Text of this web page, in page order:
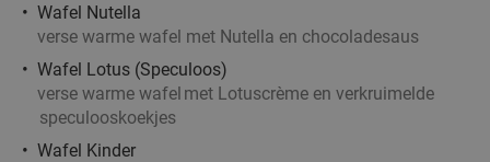
Wafel Nutella
verse warme wafel met Nutella en chocoladesaus
Wafel Lotus (Speculoos)
verse warme wafel met Lotuscrème en verkruimelde
speculooskoekjes
Wafel Kinder